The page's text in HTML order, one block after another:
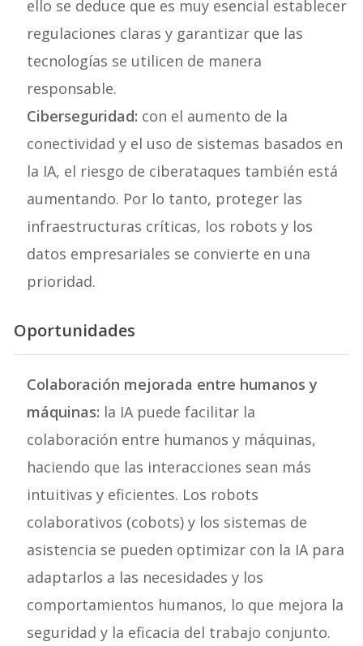
ello se deduce que es muy esencial establecer
regulaciones claras y garantizar que las
tecnologías se utilicen de manera
responsable.
Ciberseguridad: con el aumento de la
conectividad y el uso de sistemas basados en
la IA, el riesgo de ciberataques también está
aumentando. Por lo tanto, proteger las
infraestructuras críticas, los robots y los
datos empresariales se convierte en una
prioridad.
Oportunidades
Colaboración mejorada entre humanos y
máquinas: la IA puede facilitar la
colaboración entre humanos y máquinas,
haciendo que las interacciones sean más
intuitivas y eficientes. Los robots
colaborativos (cobots) y los sistemas de
asistencia se pueden optimizar con la IA para
adaptarlos a las necesidades y los
comportamientos humanos, lo que mejora la
seguridad y la eficacia del trabajo conjunto.